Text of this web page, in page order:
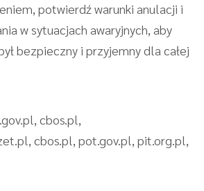
potwierdź warunki anulacji i
w sytuacjach awaryjnych, aby
bezpieczny i przyjemny dla całej
cbos.pl,
cbos.pl, pot.gov.pl, pit.org.pl,